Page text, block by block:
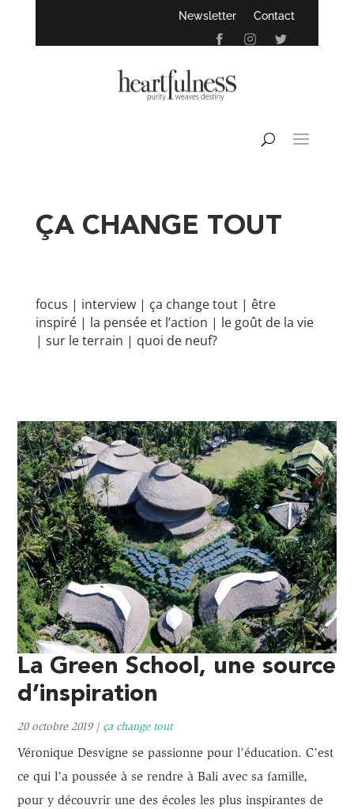
Newsletter Contact
ÇA CHANGE TOUT
focus | interview| ça change tout| être
inspiré| la pensée et l’action | le goût de la vie
| sur le terrain | quoi de neuf?
La Green School, une source
d’inspiration
20 octobre 2019| ça change tout
Véronique Desvigne se passionne pour l’éducation. C’est
ce qui l’a poussée à se rendre à Bali avec sa famille,
pour y découvrir une des écoles les plus inspirantes de